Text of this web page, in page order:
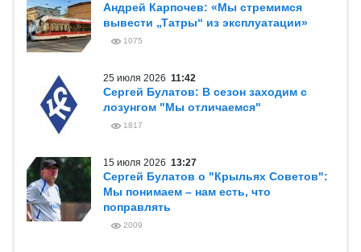
Андрей Карпочев: «Мы стремимся
вывести „Татры“ из эксплуатации»
1075
25 июля 2026 11:42
Сергей Булатов: В сезон заходим с
лозунгом "Мы отличаемся"
1817
15 июля 2026 13:27
Сергей Булатов о "Крыльях Советов":
Мы понимаем – нам есть, что
поправлять
2009